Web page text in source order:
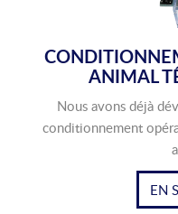
ANIMAL
Nous avons déjà
conditionnement
EN